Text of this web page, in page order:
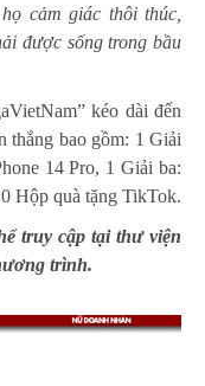
cảm giác thôi thúc,
được sống trong bầu
kéo dài đến
thắng bao gồm: 1 Giải
14 Pro, 1 Giải ba:
Hộp quà tặng TikTok.
truy cập tại thư viện
trình.